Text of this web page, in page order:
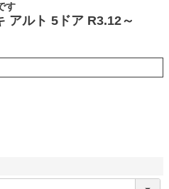
す
アルト 5ドア R3.12～